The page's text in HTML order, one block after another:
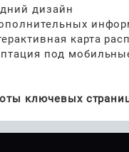
дизайн
карта
под
ключевых